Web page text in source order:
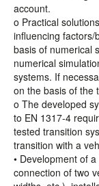
account.
o Practical
influencing
basis of numerical
numerical
systems. If
on the basis of the
o The developed
to EN 1317-4
tested transition
transition with a
• Development of
connection of two